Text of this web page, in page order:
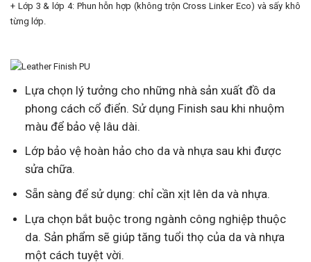
+ Lớp 3 & lớp 4: Phun hỗn hợp (không trộn Cross Linker Eco) và sấy khô
từng lớp.
Lựa chọn lý tưởng cho những nhà sản xuất đồ da
phong cách cổ điển. Sử dụng Finish sau khi nhuộm
màu để bảo vệ lâu dài.
Lớp bảo vệ hoàn hảo cho da và nhựa sau khi được
sửa chữa.
Sẵn sàng để sử dụng: chỉ cần xịt lên da và nhựa.
Lựa chọn bắt buộc trong ngành công nghiệp thuộc
da. Sản phẩm sẽ giúp tăng tuổi thọ của da và nhựa
một cách tuyệt vời.